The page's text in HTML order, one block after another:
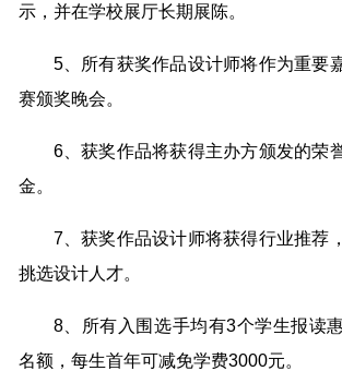
示，并在学校展厅长期展陈。
5、所有获奖作品设计师将作为重要
赛颁奖晚会。
6、获奖作品将获得主办方颁发的荣
金。
7、获奖作品设计师将获得行业推荐
挑选设计人才。
8、所有入围选手均有3个学生报读
名额，每生首年可减免学费3000元。